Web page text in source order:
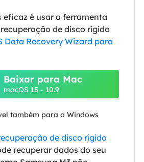
eficaz é usar a ferramenta
de disco rígido
Data Recovery Wizard para
Baixar para Mac
macOS 15 - 10.9
também para o Windows
de disco rígido
recuperar dados do seu